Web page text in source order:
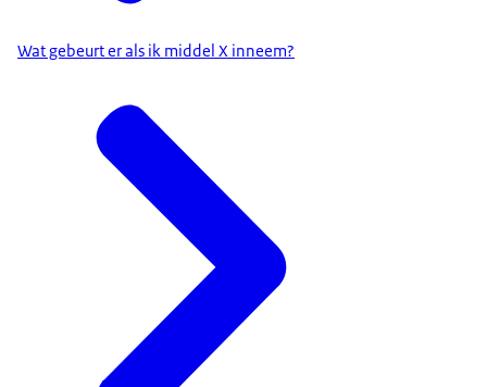
Wat gebeurt er als ik middel X inneem?